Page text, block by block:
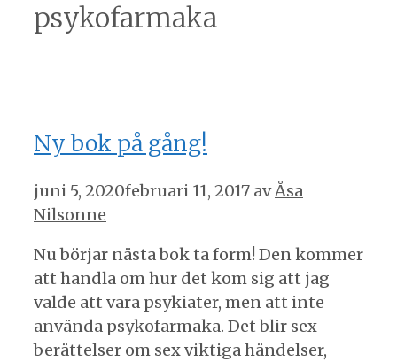
psykofarmaka
Ny bok på gång!
juni 5, 2020februari 11, 2017 avÅsa
Nilsonne
Nu börjar nästa bok ta form! Den kommer
att handla om hur det kom sig att jag
valde att vara psykiater, men att inte
använda psykofarmaka. Det blir sex
berättelser om sex viktiga händelser,